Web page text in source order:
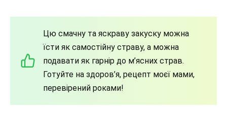
Цю смачну та яскраву закуску можна
їсти як самостійну страву, а можна
подавати як гарнір до м’ясних страв.
Готуйте на здоров’я, рецепт моєї мами,
перевірений роками!